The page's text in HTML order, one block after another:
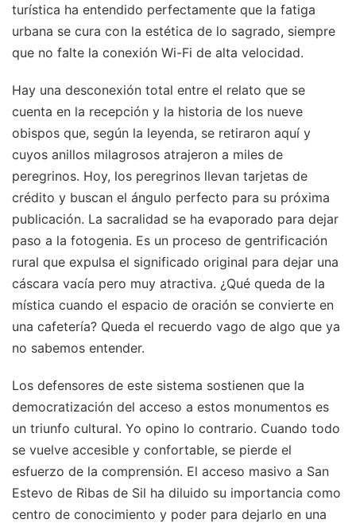
turística ha entendido perfectamente que la fatiga
urbana se cura con la estética de lo sagrado, siempre
que no falte la conexión Wi-Fi de alta velocidad.
Hay una desconexión total entre el relato que se
cuenta en la recepción y la historia de los nueve
obispos que, según la leyenda, se retiraron aquí y
cuyos anillos milagrosos atrajeron a miles de
peregrinos. Hoy, los peregrinos llevan tarjetas de
crédito y buscan el ángulo perfecto para su próxima
publicación. La sacralidad se ha evaporado para dejar
paso a la fotogenia. Es un proceso de gentrificación
rural que expulsa el significado original para dejar una
cáscara vacía pero muy atractiva. ¿Qué queda de la
mística cuando el espacio de oración se convierte en
una cafetería? Queda el recuerdo vago de algo que ya
no sabemos entender.
Los defensores de este sistema sostienen que la
democratización del acceso a estos monumentos es
un triunfo cultural. Yo opino lo contrario. Cuando todo
se vuelve accesible y confortable, se pierde el
esfuerzo de la comprensión. El acceso masivo a San
Estevo de Ribas de Sil ha diluido su importancia como
centro de conocimiento y poder para dejarlo en una